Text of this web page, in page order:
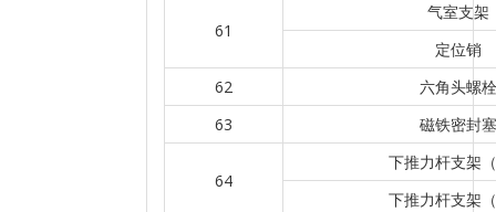
61
气室支架
定位销
62
六角头螺栓
63
磁铁密封塞
64
下推力杆支架
下推力杆支架